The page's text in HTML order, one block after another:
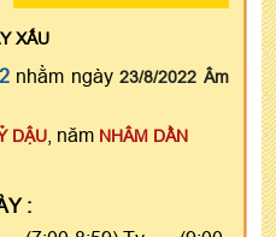
XẤU
nhằm ngày23/8/2022 Âm
DẬU , năm NHÂM DẦN
: